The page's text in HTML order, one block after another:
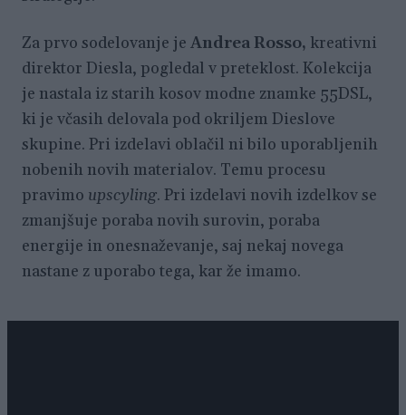
Za prvo sodelovanje je Andrea Rosso, kreativni
direktor Diesla, pogledal v preteklost. Kolekcija
je nastala iz starih kosov modne znamke 55DSL,
ki je včasih delovala pod okriljem Dieslove
skupine. Pri izdelavi oblačil ni bilo uporabljenih
nobenih novih materialov. Temu procesu
pravimo upscyling. Pri izdelavi novih izdelkov se
zmanjšuje poraba novih surovin, poraba
energije in onesnaževanje, saj nekaj novega
nastane z uporabo tega, kar že imamo.